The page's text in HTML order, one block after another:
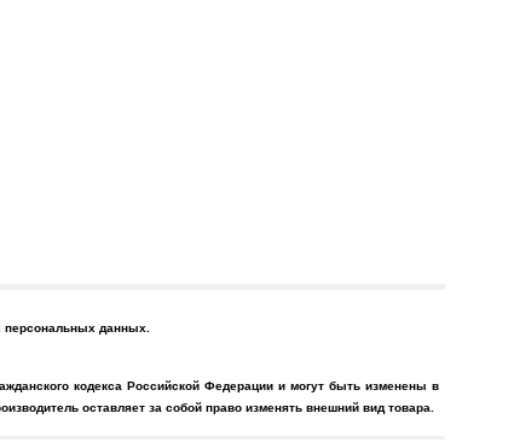
персональных данных.
кодекса Российской Федерации и могут быть изменены в
оставляет за собой право изменять внешний вид товара.